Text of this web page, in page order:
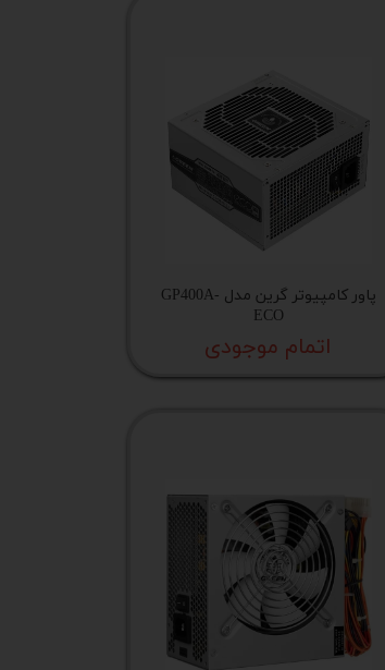
پاور کامپیوتر گرین مدل GP400A-
ECO
اتمام موجودی